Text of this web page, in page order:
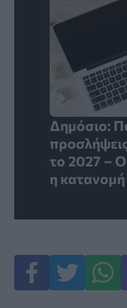
Δημόσιο:
το 2027 –
η